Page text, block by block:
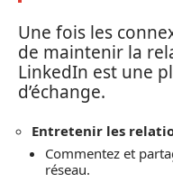
Une fois les
de maintenir la
LinkedIn est une
d’échange.
Entretenir les
Commentez et
réseau.